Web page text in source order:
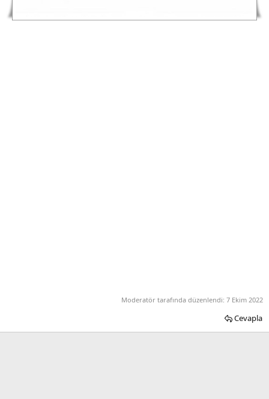
Moderatör tarafında düzenlendi: 7 Ekim 2022
Cevapla